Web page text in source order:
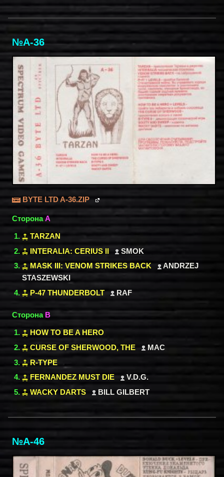
№A-36
BYTE LTD A-36.ZIP
СторонаA
TARZAN
INTERALIA: CERIUS II
SMOK
MASK III: VENOM STRIKES BACK
ANDRZEJ
STASZEWSKI
P-47 THUNDERBOLT
RAF
Сторона B
HOW TO BE A HERO
CURSE OF SHERWOOD, THE
MAC
R-TYPE
FERNANDEZ MUST DIE
V.D.G.
WACKY DARTS
BILL GILBERT
№A-46